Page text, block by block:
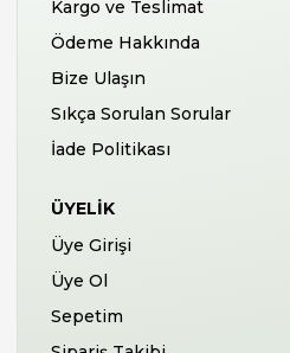
Kargo ve Teslimat
Ödeme Hakkında
Bize Ulaşın
Sıkça Sorulan Sorular
İade Politikası
ÜYELIK
Üye Girişi
Üye Ol
Sepetim